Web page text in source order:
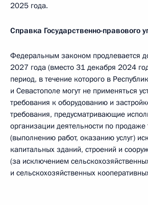
2025 года.
Справка Государственно-правового
Федеральным законом продлевается
2027 года (вместо 31 декабря 2024
период, в течение которого в
и Севастополе могут не применяться
требования к оборудованию и
требования, предусматривающие
организации деятельности по продаже
(выполнению работ, оказанию услуг)
капитальных зданий, строений и
(за исключением
и сельскохозяйственных